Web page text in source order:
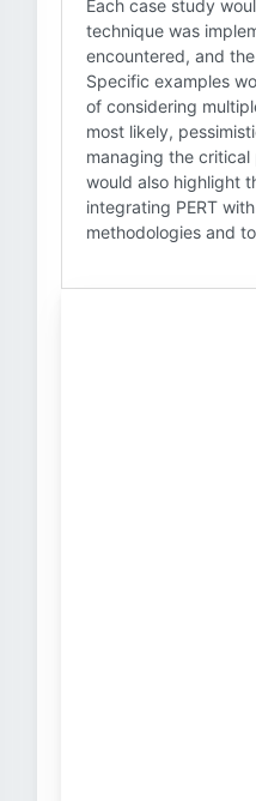
Each case study
technique was
encountered, and
Specific examples
of considering
most likely,
managing the
would also highlight
integrating PERT
methodologies and